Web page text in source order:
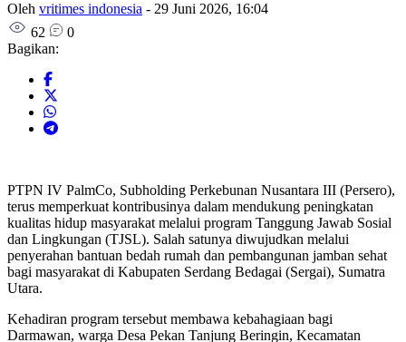
Oleh vritimes indonesia - 29 Juni 2026, 16:04
62
0
Bagikan:
PTPN IV PalmCo, Subholding Perkebunan Nusantara III (Persero),
terus memperkuat kontribusinya dalam mendukung peningkatan
kualitas hidup masyarakat melalui program Tanggung Jawab Sosial
dan Lingkungan (TJSL). Salah satunya diwujudkan melalui
penyerahan bantuan bedah rumah dan pembangunan jamban sehat
bagi masyarakat di Kabupaten Serdang Bedagai (Sergai), Sumatra
Utara.
Kehadiran program tersebut membawa kebahagiaan bagi
Darmawan, warga Desa Pekan Tanjung Beringin, Kecamatan